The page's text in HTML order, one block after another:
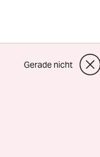
Gerade nicht